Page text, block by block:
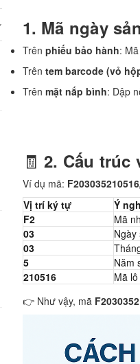
1. Mã ngày
Trên phiếu bảo hành:
Trên tem barcode (vỏ
Trên mặt nắp bình: Dập
🧾 2. Cấu trúc
Ví dụ mã: F203035210516
Vị trí ký tự
Ý
F2
Mã
03
Ngày
03
5
Năm
210516
Mã
👉 Như vậy, mã